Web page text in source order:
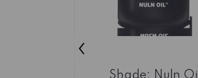
Shade: Nuln Oil
‹